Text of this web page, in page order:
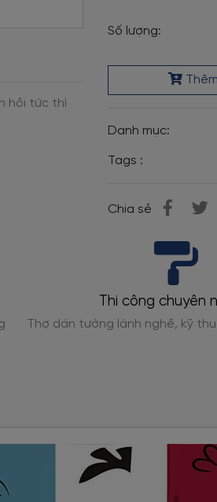
Số lượng:
Danh mục:
Tags :
Chia sẻ
Thi công chuyên
Thợ dán tường lành nghề, kỹ